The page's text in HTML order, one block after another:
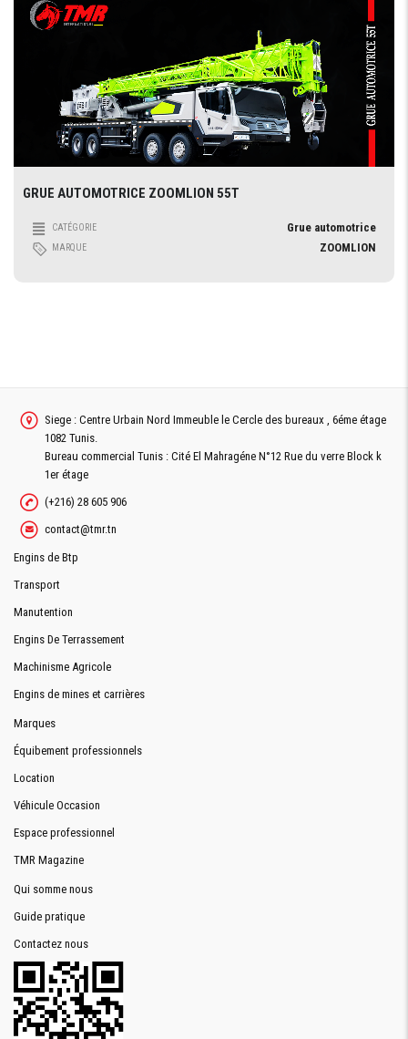
GRUE AUTOMOTRICE ZOOMLION 55T
CATÉGORIE Grue automotrice
MARQUE ZOOMLION
Siege : Centre Urbain Nord Immeuble le Cercle des bureaux , 6éme étage
1082 Tunis.
Bureau commercial Tunis : Cité El Mahragéne N°12 Rue du verre Block k
1er étage
(+216) 28 605 906
contact@tmr.tn
Engins de Btp
Transport
Manutention
Engins De Terrassement
Machinisme Agricole
Engins de mines et carrières
Marques
Équibement professionnels
Location
Véhicule Occasion
Espace professionnel
TMR Magazine
Qui somme nous
Guide pratique
Contactez nous